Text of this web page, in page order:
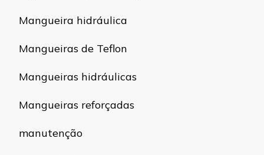
Mangueira hidráulica
Mangueiras de Teflon
Mangueiras hidráulicas
Mangueiras reforçadas
manutenção